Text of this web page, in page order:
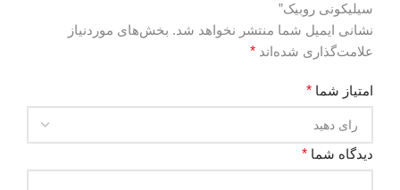
سیلیکونی روبیک”
نشانی ایمیل شما منتشر نخواهد شد. بخش‌های موردنیاز
علامت‌گذاری شده‌اند *
امتیاز شما *
دیدگاه شما *